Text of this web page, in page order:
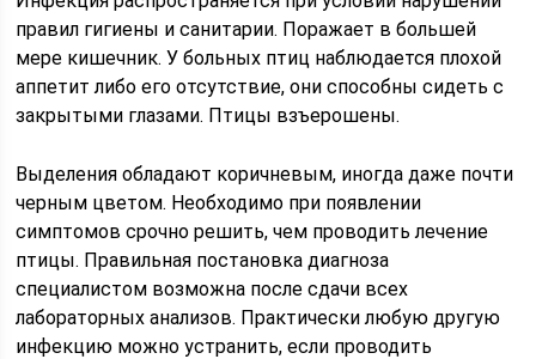
правил гигиены и санитарии. Поражает в большей
мере кишечник. У больных птиц наблюдается плохой
аппетит либо его отсутствие, они способны сидеть с
закрытыми глазами. Птицы взъерошены.
Выделения обладают коричневым, иногда даже почти
черным цветом. Необходимо при появлении
симптомов срочно решить, чем проводить лечение
птицы. Правильная постановка диагноза
специалистом возможна после сдачи всех
лабораторных анализов. Практически любую другую
инфекцию можно устранить, если проводить